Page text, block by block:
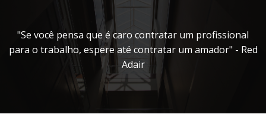
"Se você pensa que é caro contratar um profissional
para o trabalho, espere até contratar um amador" - Red
Adair